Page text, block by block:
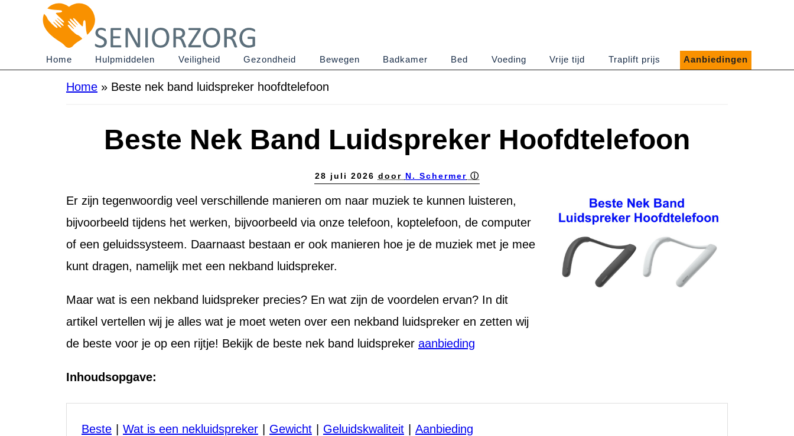
Home Hulpmiddelen Veiligheid Gezondheid Bewegen Badkamer Bed Voeding Vrije tijd Traplift prijs Aanbiedingen
Home » Beste nek band luidspreker hoofdtelefoon
Beste Nek Band Luidspreker Hoofdtelefoon
28 juli 2026 door N. Schermer ⓘ
Er zijn tegenwoordig veel verschillende manieren om naar muziek te kunnen luisteren,
bijvoorbeeld tijdens het werken, bijvoorbeeld via onze telefoon, koptelefoon, de computer
of een geluidssysteem. Daarnaast bestaan er ook manieren hoe je de muziek met je mee
kunt dragen, namelijk met een nekband luidspreker.
Maar wat is een nekband luidspreker precies? En wat zijn de voordelen ervan? In dit
artikel vertellen wij je alles wat je moet weten over een nekband luidspreker en zetten wij
de beste voor je op een rijtje! Bekijk de beste nek band luidspreker aanbieding
Inhoudsopgave:
Beste Wat is een nekluidspreker Gewicht Geluidskwaliteit Aanbieding